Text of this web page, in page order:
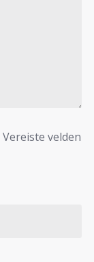
Vereiste velden